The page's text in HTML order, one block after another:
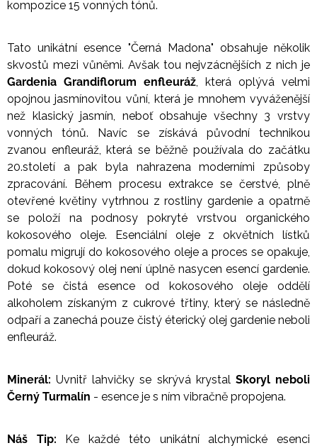
kompozice 15 vonných tónů.
Tato unikátní esence "Černá Madona" obsahuje několik
skvostů mezi vůněmi. Avšak tou nejvzácnějších z nich je
Gardenia Grandiflorum enfleuráž , která oplývá velmi
opojnou jasmínovitou vůní, která je mnohem vyváženější
než klasický jasmín, neboť obsahuje všechny 3 vrstvy
vonných tónů. Navíc se získává původní technikou
zvanou enfleuráž, která se běžně používala do začátku
20.století a pak byla nahrazena moderními způsoby
zpracování. Během procesu extrakce se čerstvé, plně
otevřené květiny vytrhnou z rostliny gardenie a opatrně
se položí na podnosy pokryté vrstvou organického
kokosového oleje. Esenciální oleje z okvětních lístků
pomalu migrují do kokosového oleje a proces se opakuje,
dokud kokosový olej není úplně nasycen esencí gardenie.
Poté se čistá esence od kokosového oleje oddělí
alkoholem získaným z cukrové třtiny, který se následně
odpaří a zanechá pouze čistý éterický olej gardenie neboli
enfleuráž.
Minerál:Uvnitř lahvičky se skrývá krystal Skoryl neboli
Černý Turmalín - esence je s ním vibračně propojena.
Náš Tip: Ke každé této unikátní alchymické esenci